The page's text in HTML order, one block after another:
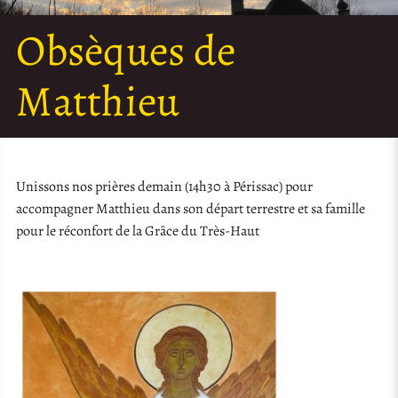
Obsèques de
Matthieu
Unissons nos prières demain (14h30 à Périssac) pour
accompagner Matthieu dans son départ terrestre et sa famille
pour le réconfort de la Grâce du Très-Haut